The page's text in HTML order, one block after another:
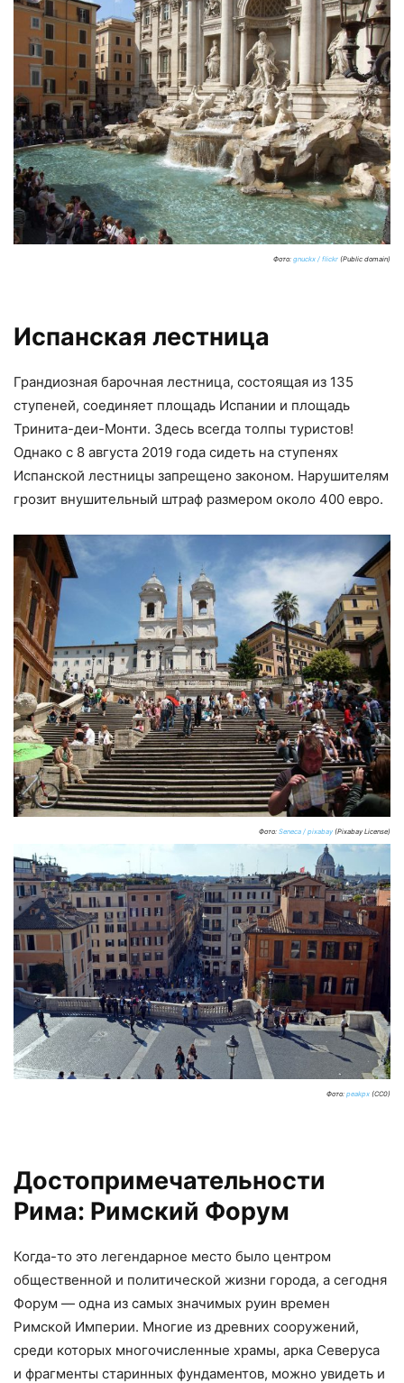
Фото: gnuckx / flickr (Public domain)
Испанская лестница
Грандиозная барочная лестница, состоящая из 135
ступеней, соединяет площадь Испании и площадь
Тринита-деи-Монти. Здесь всегда толпы туристов!
Однако с 8 августа 2019 года сидеть на ступенях
Испанской лестницы запрещено законом. Нарушителям
грозит внушительный штраф размером около 400 евро.
Фото: Seneca / pixabay (Pixabay License)
Фото: peakpx (CC0)
Достопримечательности
Рима: Римский Форум
Когда-то это легендарное место было центром
общественной и политической жизни города, а сегодня
Форум — одна из самых значимых руин времен
Римской Империи. Многие из древних сооружений,
среди которых многочисленные храмы, арка Северуса
и фрагменты старинных фундаментов, можно увидеть и